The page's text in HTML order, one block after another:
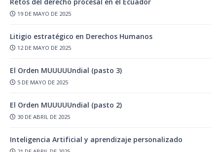
19 DE MAYO DE 2025
Litigio estratégico en Derechos Humanos
12 DE MAYO DE 2025
El Orden MUUUUUndial (pasto 3)
5 DE MAYO DE 2025
El Orden MUUUUUndial (pasto 2)
30 DE ABRIL DE 2025
Inteligencia Artificial y aprendizaje personalizado